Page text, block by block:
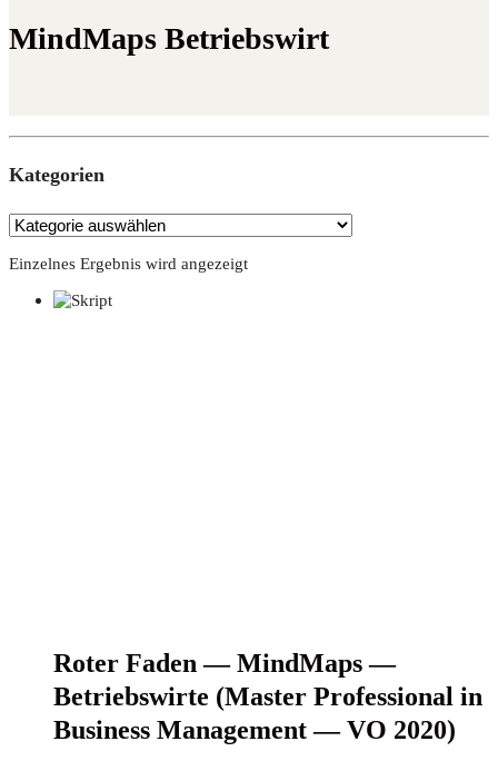
MindMaps Betriebswirt
Kate­go­rien
Einzelnes Ergebnis wird angezeigt
Roter Faden — Mind­Maps —
Betriebs­wir­te (Mas­ter Pro­fes­sio­nal in
Busi­ness Manage­ment — VO 2020)